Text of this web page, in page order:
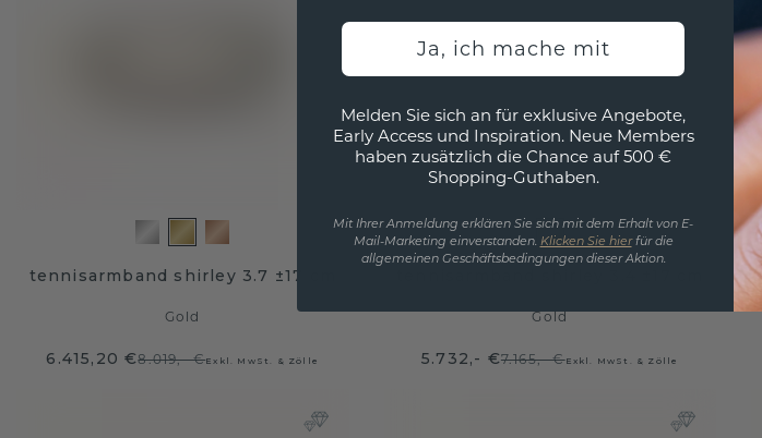
tennisarmband shirley 3.7 ±17 cm
Gold
6.415,20 €8.019,- €Exkl. MwSt. & Zölle
Gold
5.732,- €7.165,- €Exkl. MwSt. & Zölle
Ja, ich mache mit
Melden Sie sich an für exklusive Angebote,
Early Access und Inspiration. Neue Members
haben zusätzlich die Chance auf 500 €
Shopping-Guthaben.
Mit Ihrer Anmeldung erklären Sie sich mit dem Erhalt von E-
Mail-Marketing einverstanden. Klicken Sie hierfür die
allgemeinen Geschäftsbedingungen dieser Aktion.